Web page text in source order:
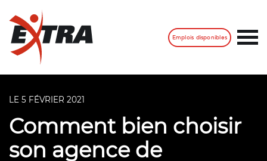
Emplois disponibles
LE 5 FÉVRIER 2021
Comment bien choisir
son agence de